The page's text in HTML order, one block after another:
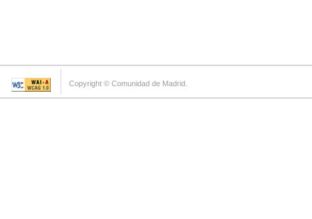
Copyright © Comunidad de Madrid.